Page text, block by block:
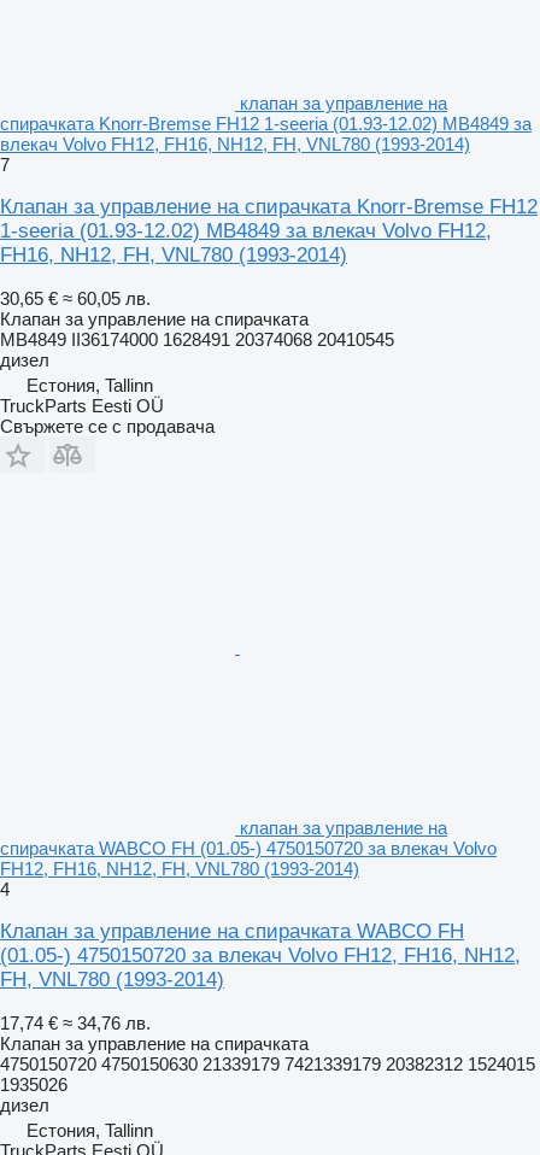
клапан за управление на
спирачката Knorr-Bremse FH12 1-seeria (01.93-12.02) MB4849 за
влекач Volvo FH12, FH16, NH12, FH, VNL780 (1993-2014)
7
Клапан за управление на спирачката Knorr-Bremse FH12
1-seeria (01.93-12.02) MB4849 за влекач Volvo FH12,
FH16, NH12, FH, VNL780 (1993-2014)
30,65 € ≈ 60,05 лв.
Клапан за управление на спирачката
MB4849 II36174000 1628491 20374068 20410545
дизел
Естония, Tallinn
TruckParts Eesti OÜ
Свържете се с продавача
клапан за управление на
спирачката WABCO FH (01.05-) 4750150720 за влекач Volvo
FH12, FH16, NH12, FH, VNL780 (1993-2014)
4
Клапан за управление на спирачката WABCO FH
(01.05-) 4750150720 за влекач Volvo FH12, FH16, NH12,
FH, VNL780 (1993-2014)
17,74 € ≈ 34,76 лв.
Клапан за управление на спирачката
4750150720 4750150630 21339179 7421339179 20382312 1524015
1935026
дизел
Естония, Tallinn
TruckParts Eesti OÜ